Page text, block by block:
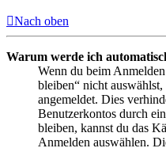
Nach oben
Warum werde ich
Wenn du beim
bleiben“ nicht
angemeldet. Dies
Benutzerkontos durch
bleiben, kannst du das
Anmelden auswählen.